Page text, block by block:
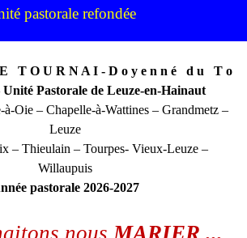
pastorale refondée
T O U R N A I - D o y e n n é d u T o
Unité Pastorale de Leuze-en-Hainaut
Oie – Chapelle-à-Wattines – Grandmetz –
Leuze
– Thieulain – Tourpes- Vieux-Leuze –
Willaupuis
pastorale 2026-2027
nous MARIER ...